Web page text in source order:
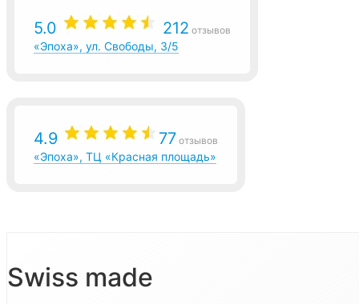
5.0 212 отзывов
«Эпоха», ул. Свободы, 3/5
4.9 77 отзывов
«Эпоха», ТЦ «Красная площадь»
Swiss made